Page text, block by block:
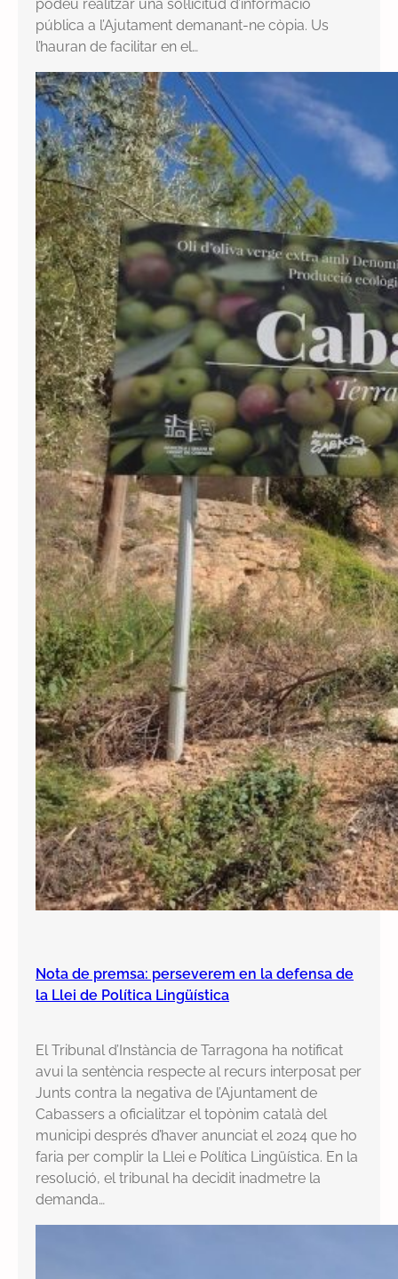
podeu realitzar una sol·licitud d’informació
pública a l’Ajutament demanant-ne còpia. Us
l’hauran de facilitar en el…
Nota de premsa: perseverem en la defensa de
la Llei de Política Lingüística
El Tribunal d’Instància de Tarragona ha notificat
avui la sentència respecte al recurs interposat per
Junts contra la negativa de l’Ajuntament de
Cabassers a oficialitzar el topònim català del
municipi després d’haver anunciat el 2024 que ho
faria per complir la Llei e Política Lingüística. En la
resolució, el tribunal ha decidit inadmetre la
demanda…